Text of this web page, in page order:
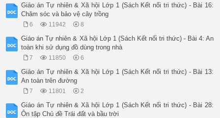
Giáo án Tự nhiên & Xã hội Lớp 1 (Sách Kết nối tri thức) - Bài 16:
Chăm sóc và bảo vệ cây trồng
6 11942 8
Giáo án Tự nhiên & Xã hội Lớp 1 (Sách Kết nối tri thức) - Bài 4: An
toàn khi sử dụng đồ dùng trong nhà
7 11850 6
Giáo án Tự nhiên & Xã hội Lớp 1 (Sách Kết nối tri thức) - Bài 13:
An toàn trên đường
7 11801 2
Giáo án Tự nhiên & Xã hội Lớp 1 (Sách Kết nối tri thức) - Bài 28:
Ôn tập Chủ đề Trái đất và bầu trời